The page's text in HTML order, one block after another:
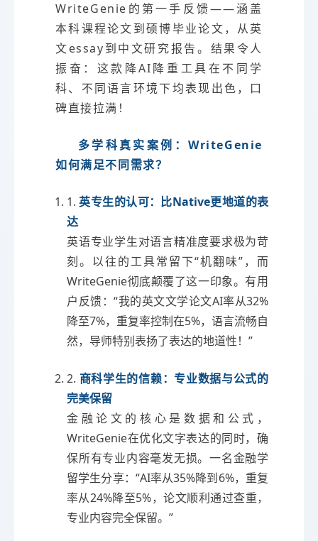
WriteGenie的第一手反馈——涵盖
本科课程论文到硕博毕业论文，从英
文essay到中文研究报告。结果令人
振奋：这款降AI降重工具在不同学
科、不同语言环境下均表现出色，口
碑直接拉满！
多学科真实案例：WriteGenie
如何满足不同需求？
1. 英专生的认可：比Native更地道的表
达
英语专业学生对语言精准度要求极为苛
刻。以往的工具常留下“机翻味”，而
WriteGenie彻底颠覆了这一印象。有用
户反馈：“我的英文文学论文AI率从32%
降至7%，重复率控制在5%，语言流畅自
然，导师特别表扬了表达的地道性！”
2. 商科学生的信赖：专业数据与公式的
完美保留
金融论文的核心是数据和公式，
WriteGenie在优化文字表达的同时，确
保所有专业内容毫发无损。一名金融学
留学生分享：“AI率从35%降到6%，重复
率从24%降至5%，论文顺利通过查重，
专业内容完全保留。”